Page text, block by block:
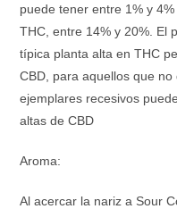
puede tener entre 1% y
THC, entre 14% y 20%. El
típica planta alta en THC
CBD, para aquellos que
ejemplares recesivos
altas de CBD
Aroma:
Al acercar la nariz a Sour